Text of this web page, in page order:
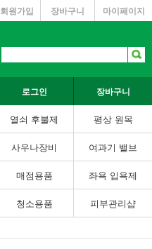
마이페이지
장바구니
회원가입
로그인 장바구니
열쇠 후불제 평상 원목
사우나장비 여과기 밸브
매점용품 좌욕 입욕제
청소용품 피부관리샵